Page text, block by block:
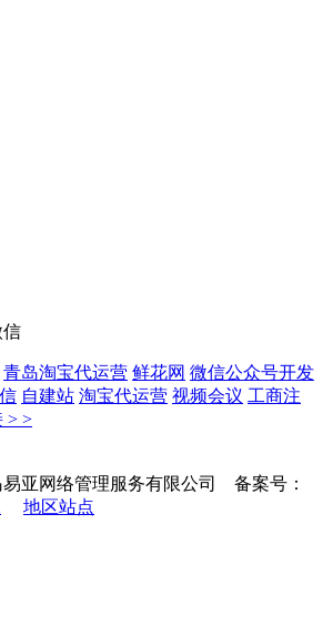
信
青岛淘宝代运营 鲜花网 微信公众号开发
自建站 淘宝代运营 视频会议 工商注
> >
易亚网络管理服务有限公司 备案号：
地区站点